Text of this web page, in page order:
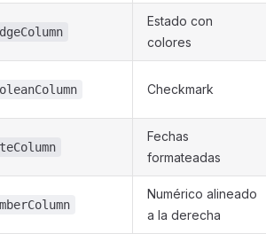
Estado con
colores
Checkmark
Fechas
formateadas
Numérico alineado
a la derecha